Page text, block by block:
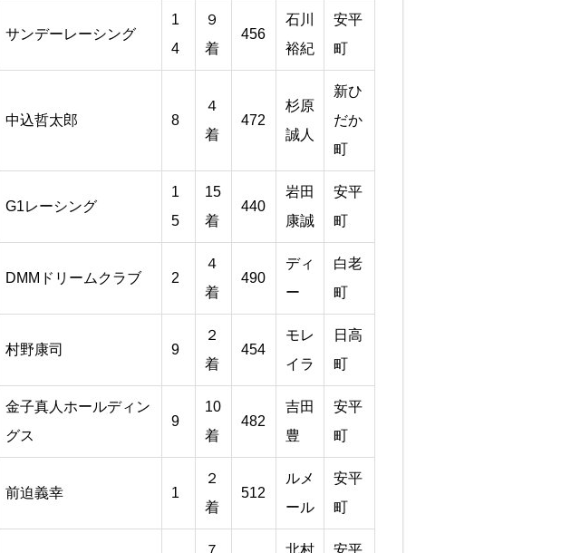
サンデーレーシング
1
4
９
着
456
石川
裕紀
安平
町
中込哲太郎 8
４
着
472
杉原
誠人
新ひ
だか
町
G1レーシング
1
5
15
着
440
岩田
康誠
安平
町
DMMドリームクラブ 2
４
着
490
ディ
ー
白老
町
村野康司 9
２
着
454
モレ
イラ
日高
町
金子真人ホールディン
グス
9
10
着
482
吉田
豊
安平
町
前迫義幸 1
２
着
512
ルメ
ール
安平
町
７
北村
安平